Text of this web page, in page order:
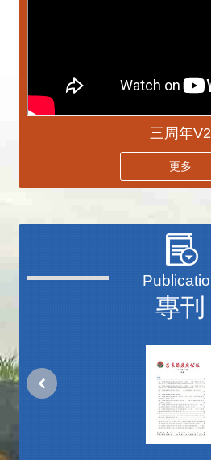
三周年V2
更多
專刊